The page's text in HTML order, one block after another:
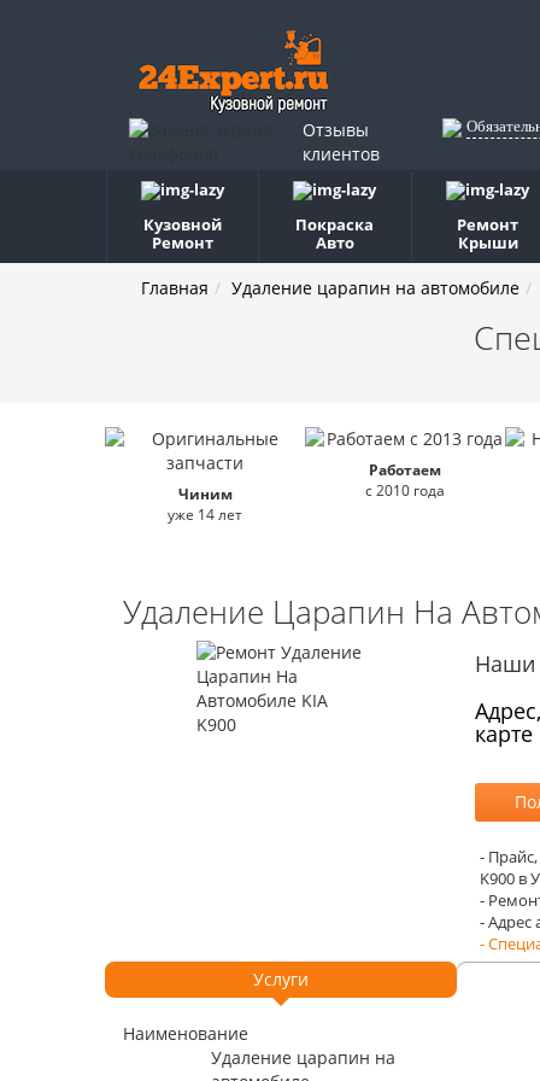
Отзывы
клиентов
Кузовной
Ремонт
Покраска
Авто
Ремонт
Крыши
Главная Удаление царапин на автомобиле
Чиним
уже 14 лет
Работаем
с 2010 года
Удаление Царапин На
Наши
карте
-
K900 в
-
- Адрес
-
Услуги
Наименование
Удаление царапин на